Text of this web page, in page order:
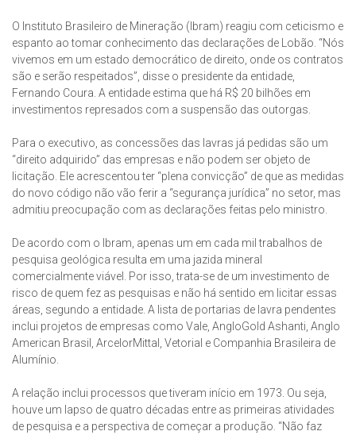
O Instituto Brasileiro de Mineração (Ibram) reagiu com ceticismo e
espanto ao tomar conhecimento das declarações de Lobão. “Nós
vivemos em um estado democrático de direito, onde os contratos
são e serão respeitados”, disse o presidente da entidade,
Fernando Coura. A entidade estima que há R$ 20 bilhões em
investimentos represados com a suspensão das outorgas.
Para o executivo, as concessões das lavras já pedidas são um
“direito adquirido” das empresas e não podem ser objeto de
licitação. Ele acrescentou ter “plena convicção” de que as medidas
do novo código não vão ferir a “segurança jurídica” no setor, mas
admitiu preocupação com as declarações feitas pelo ministro.
De acordo com o Ibram, apenas um em cada mil trabalhos de
pesquisa geológica resulta em uma jazida mineral
comercialmente viável. Por isso, trata-se de um investimento de
risco de quem fez as pesquisas e não há sentido em licitar essas
áreas, segundo a entidade. A lista de portarias de lavra pendentes
inclui projetos de empresas como Vale, AngloGold Ashanti, Anglo
American Brasil, ArcelorMittal, Vetorial e Companhia Brasileira de
Alumínio.
A relação inclui processos que tiveram início em 1973. Ou seja,
houve um lapso de quatro décadas entre as primeiras atividades
de pesquisa e a perspectiva de começar a produção. “Não faz